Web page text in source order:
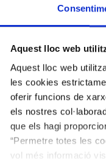
Aquest lloc web
Aquest lloc web
les cookies
oferir funcions de
els nostres
que els hagi
“Permetre totes les
vol més informació